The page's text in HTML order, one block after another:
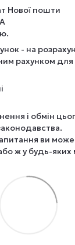
Нової пошти
- на
рахунком для
і обмін
ви
ж у будь-